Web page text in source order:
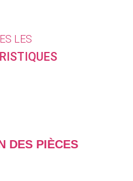
LES
DES PIÈCES